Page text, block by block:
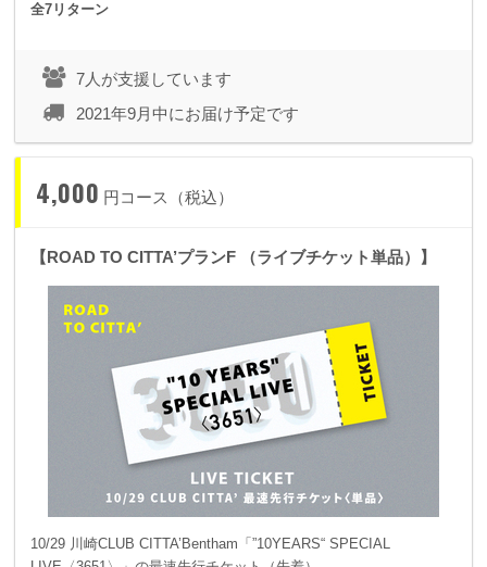
全7リターン
7人が支援しています
2021年9月中にお届け予定です
4,000 円コース（税込）
【ROAD TO CITTA’プランF （ライブチケット単品）】
10/29 川崎CLUB CITTA’Bentham「”10YEARS“ SPECIAL